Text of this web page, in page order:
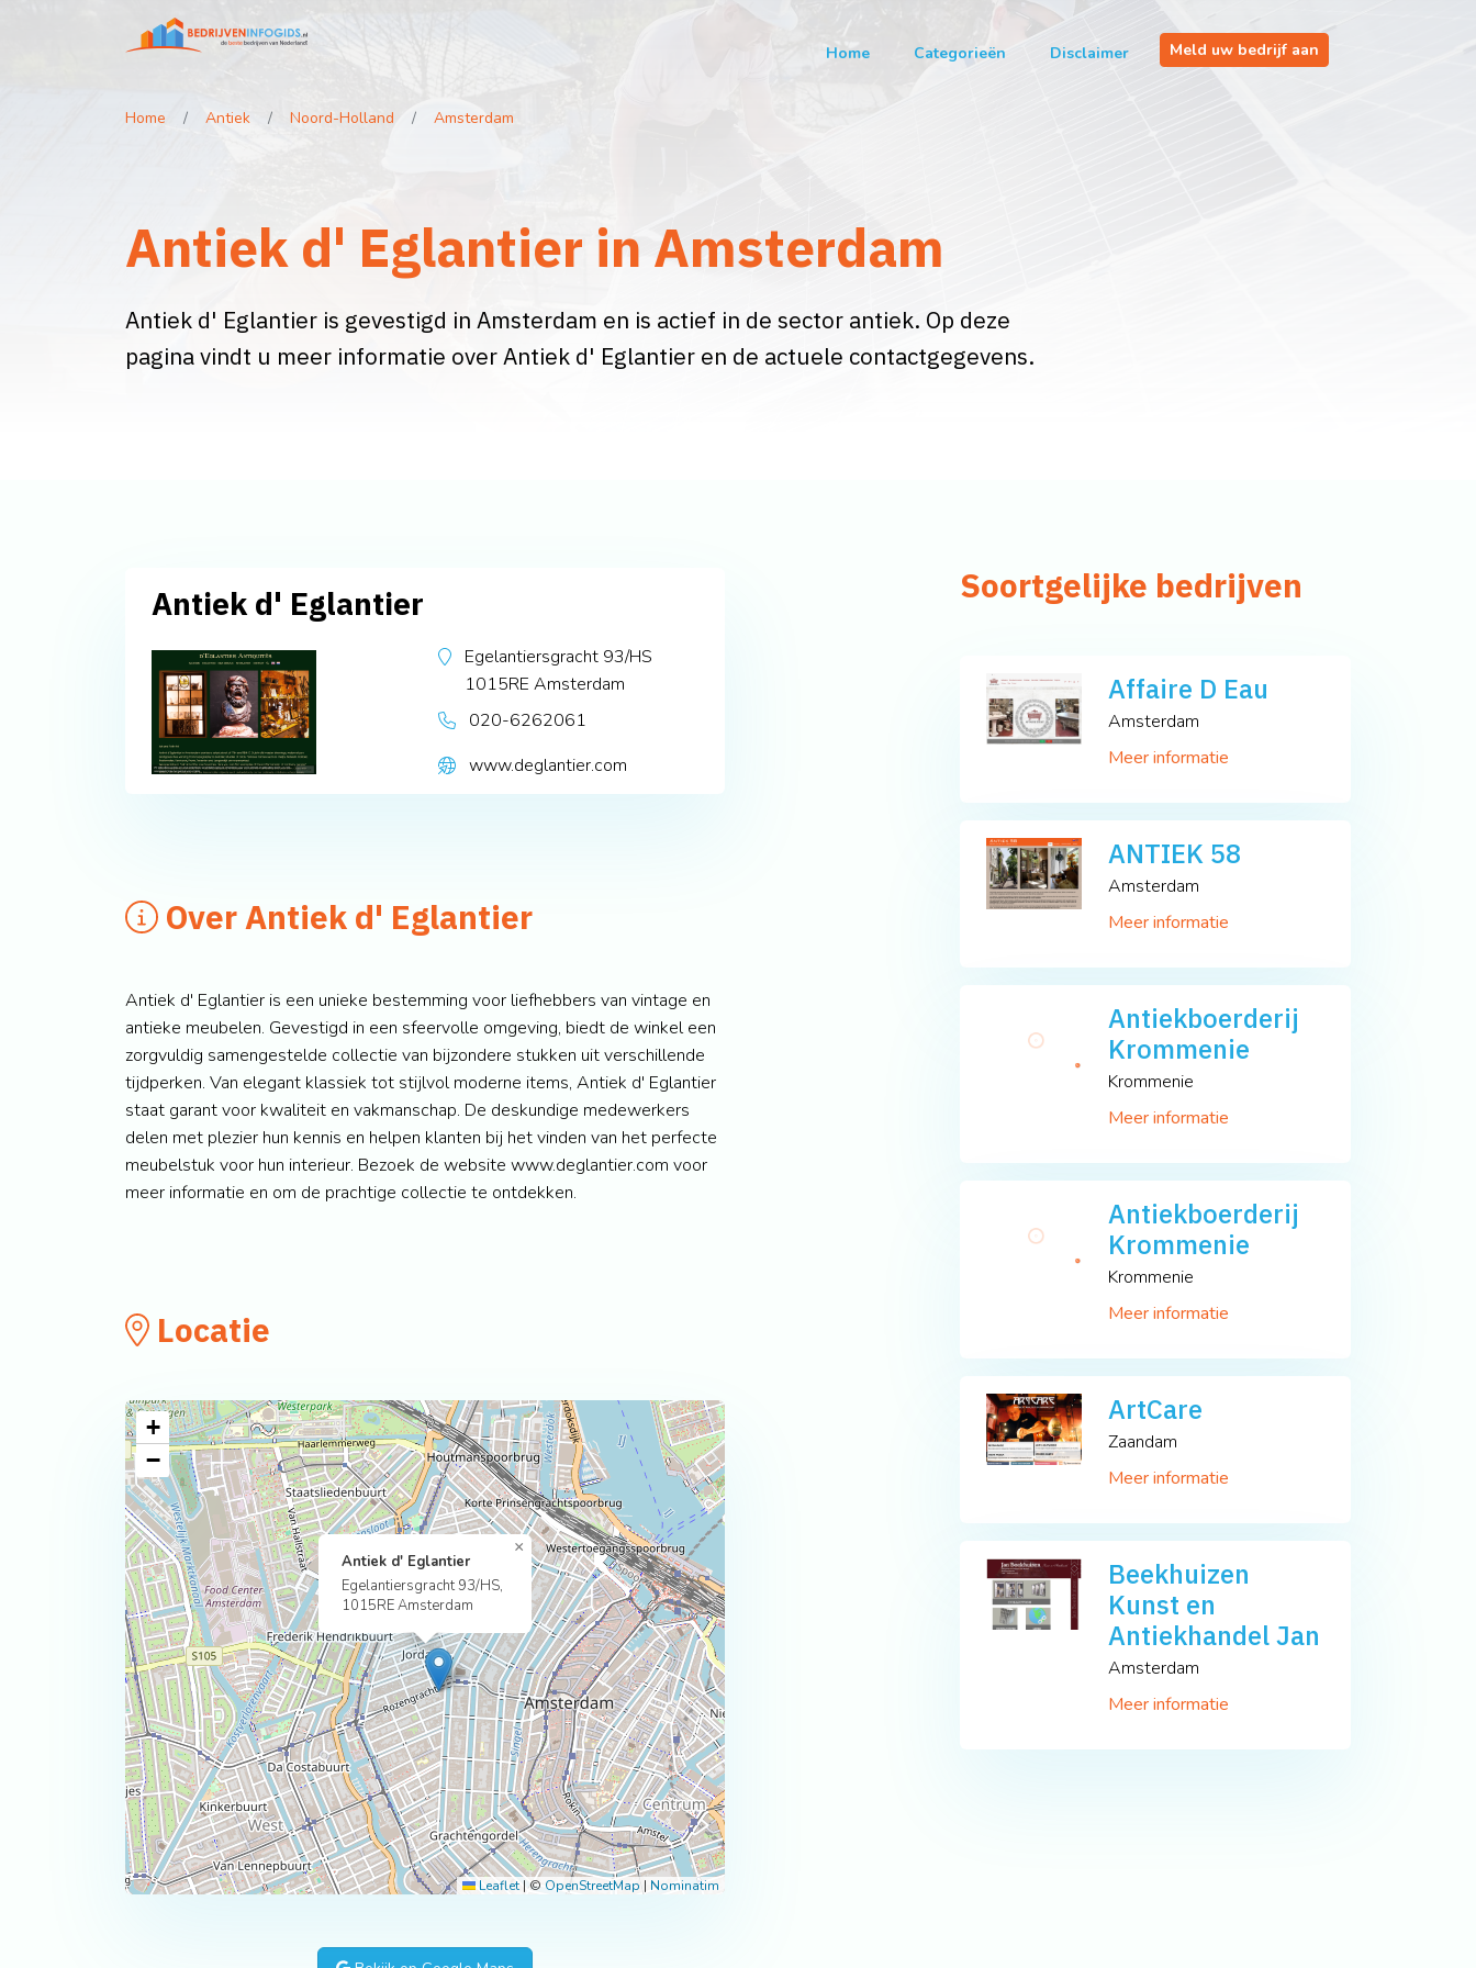
Home Categorieën Disclaimer Meld uw bedrijf aan
Home Antiek Noord-Holland Amsterdam
Antiek d' Eglantier in Amsterdam
Antiek d' Eglantier is gevestigd in Amsterdam en is actief in de sector antiek. Op deze
pagina vindt u meer informatie over Antiek d' Eglantier en de actuele contactgegevens.
Antiek d' Eglantier
Egelantiersgracht 93/HS
1015RE Amsterdam
020-6262061
www.deglantier.com
Over Antiek d' Eglantier
Antiek d' Eglantier is een unieke bestemming voor liefhebbers van vintage en
antieke meubelen. Gevestigd in een sfeervolle omgeving, biedt de winkel een
zorgvuldig samengestelde collectie van bijzondere stukken uit verschillende
tijdperken. Van elegant klassiek tot stijlvol moderne items, Antiek d' Eglantier
staat garant voor kwaliteit en vakmanschap. De deskundige medewerkers
delen met plezier hun kennis en helpen klanten bij het vinden van het perfecte
meubelstuk voor hun interieur. Bezoek de website www.deglantier.com voor
meer informatie en om de prachtige collectie te ontdekken.
Locatie
Antiek d' Eglantier
Egelantiersgracht 93/HS,
1015RE Amsterdam
×
+
−
Leaflet |© OpenStreetMap | Nominatim
Soortgelijke bedrijven
Affaire D Eau
Amsterdam
Meer informatie
ANTIEK 58
Amsterdam
Meer informatie
Antiekboerderij
Krommenie
Krommenie
Meer informatie
Antiekboerderij
Krommenie
Krommenie
Meer informatie
ArtCare
Zaandam
Meer informatie
Beekhuizen
Kunst en
Antiekhandel Jan
Amsterdam
Meer informatie